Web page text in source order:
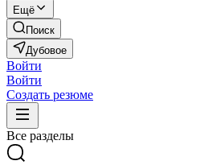
Ещё
Поиск
Дубовое
Войти
Войти
Создать резюме
Все разделы